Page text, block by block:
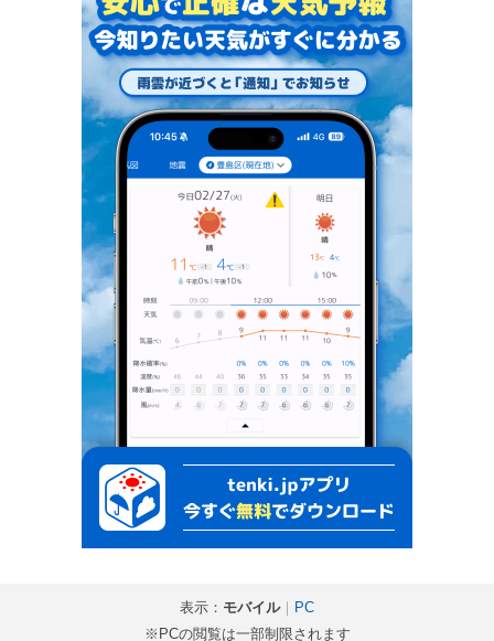
表示： モバイル｜
PC
※PCの閲覧は一部制限されます